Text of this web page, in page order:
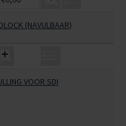
(NAVULBAAR)
VOOR SDI